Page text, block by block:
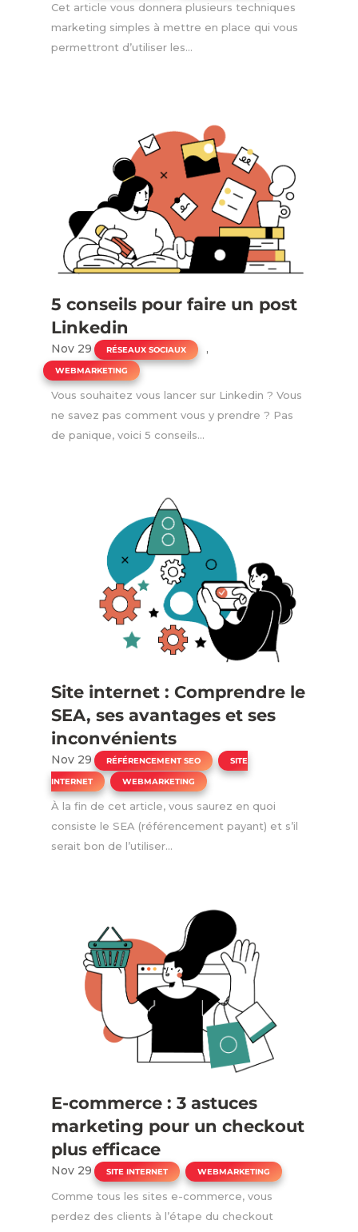
Cet article vous donnera plusieurs techniques
marketing simples à mettre en place qui vous
permettront d’utiliser les...
5 conseils pour faire un post
Linkedin
Nov 29 | RÉSEAUX SOCIAUX ,
WEBMARKETING
Vous souhaitez vous lancer sur Linkedin ? Vous
ne savez pas comment vous y prendre ? Pas
de panique, voici 5 conseils...
Site internet : Comprendre le
SEA, ses avantages et ses
inconvénients
Nov 29 | RÉFÉRENCEMENT SEO ,
SITE
INTERNET
, WEBMARKETING
À la fin de cet article, vous saurez en quoi
consiste le SEA (référencement payant) et s’il
serait bon de l’utiliser...
E-commerce : 3 astuces
marketing pour un checkout
plus efficace
Nov 29 | SITE INTERNET WEBMARKETING
Comme tous les sites e-commerce, vous
perdez des clients à l’étape du checkout